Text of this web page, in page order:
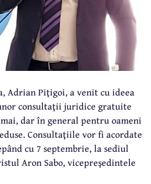
Adrian Piţigoi, a venit cu ideea
consultaţii juridice gratuite
dar în general pentru oameni
Consultaţiile vor fi acordate
cu 7 septembrie, la sediul
Aron Sabo, vicepreşedintele